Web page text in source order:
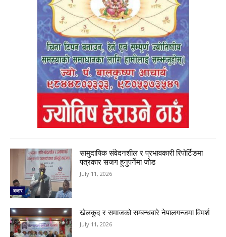
बजार
सामुदायिक संवेदनशील र प्रभावकारी रिपोर्टिङमा
पत्रकार सजग हुनुपर्नेमा जोड
July 11, 2026
खेलकुद र समाजको सम्बन्धबारे नेपालगन्जमा विमर्श
July 11, 2026